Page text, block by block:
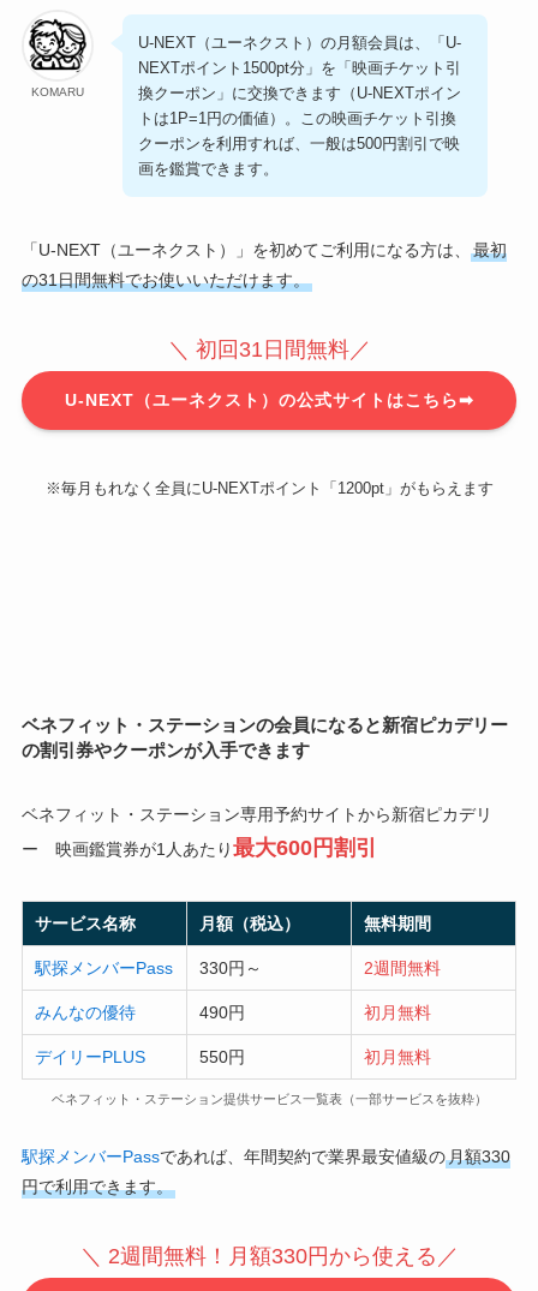
KOMARU
U-NEXT（ユーネクスト）の月額会員は、「U-
NEXTポイント1500pt分」を「映画チケット引
換クーポン」に交換できます（U-NEXTポイン
トは1P=1円の価値）。この映画チケット引換
クーポンを利用すれば、一般は500円割引で映
画を鑑賞できます。
「U-NEXT（ユーネクスト）」を初めてご利用になる方は、
最初
の31日間無料でお使いいただけます。
＼ 初回31日間無料／
U-NEXT（ユーネクスト）の公式サイトはこちら➡
※毎月もれなく全員にU-NEXTポイント「1200pt」がもらえます
ベネフィット・ステーションの会員になると新宿ピカデリー
の割引券やクーポンが入手できます
ベネフィット・ステーション専用予約サイトから新宿ピカデリ
ー 映画鑑賞券が1人あたり最大600円割引
サービス名称 月額（税込） 無料期間
駅探メンバーPass 330円～ 2週間無料
みんなの優待 490円 初月無料
デイリーPLUS 550円 初月無料
ベネフィット・ステーション提供サービス一覧表（一部サービスを抜粋）
駅探メンバーPassであれば、年間契約で業界最安値級の月額330
円で利用できます。
＼ 2週間無料！月額330円から使える／